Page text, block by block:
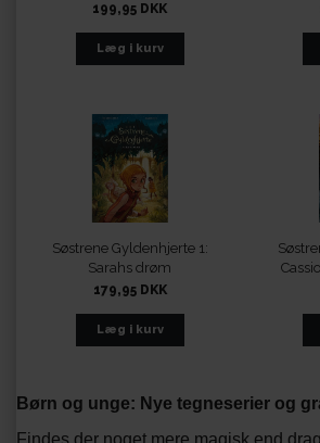
199,95 DKK
Søstrene Gyldenhjerte 1:
Sarahs drøm
179,95 DKK
Børn og unge: Nye tegneserier og